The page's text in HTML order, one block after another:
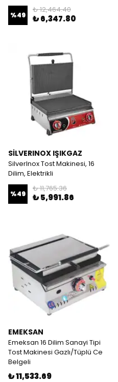
%49
₺ 12,464.40
₺ 6,347.80
SİLVERINOX IŞIKGAZ
SilverInox Tost Makinesi, 16
Dilim, Elektrikli
%49
₺ 11,765.36
₺ 5,991.86
EMEKSAN
Emeksan 16 Dilim Sanayi Tipi
Tost Makinesi Gazlı/Tüplü Ce
Belgeli
₺ 11,533.69